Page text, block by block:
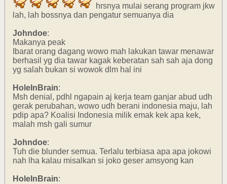
hrsnya mulai serang program jkw
lah, lah bossnya dan pengatur semuanya dia
Johndoe:
Makanya peak
Ibarat orang dagang wowo mah lakukan tawar menawar
berhasil yg dia tawar kagak keberatan sah sah aja dong
yg salah bukan si wowok dlm hal ini
HoleInBrain:
Msh denial, pdhl ngapain aj kerja team ganjar abud udh
gerak perubahan, wowo udh berani indonesia maju, lah
pdip apa? Koalisi Indonesia milik emak kek apa kek,
malah msh gali sumur
Johndoe:
Tuh die blunder semua. Terlalu terbiasa apa apa jokowi
nah lha kalau misalkan si joko geser amsyong kan
HoleInBrain: